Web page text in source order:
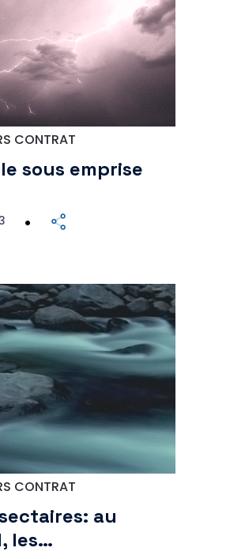
CONTRAT
sous emprise
CONTRAT
au
les…